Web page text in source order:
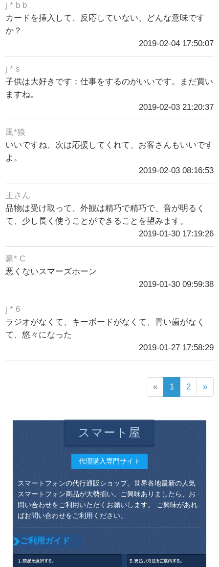
j * b b
カードを挿入して、反応していない、どんな意味です
か？
2019-02-04 17:50:07
j * s
子供は大好きです：仕事をするのがいいです。まだ買い
ますね。
2019-02-03 21:20:37
風*狼
いいですね、次は応援してくれて、お客さんもいいです
よ。
2019-02-03 08:16:53
王さん
品物は受け取って、外観は精巧で精巧で、音が明るく
て、少し長く使うことができることを望みます。
2019-01-30 17:19:26
豪* C
悪くないスマーズホーン
2019-01-30 09:59:38
j * 6
ラジオがなくて、キーボードがなくて、青い歯がなく
て、悠々になった
2019-01-27 17:58:29
« 1 2 »
スマート屋
代理購入専門サイト
スマートフォンの代行通販ショップ。世界各地最新の人気
スマートフォン商品が大勢揃い。ご興味ありましたら、お
問い合わせをご利用いただくお願いします。 ご興味があれ
ばお問い合わせをご利用ください。
ご利用ガイド